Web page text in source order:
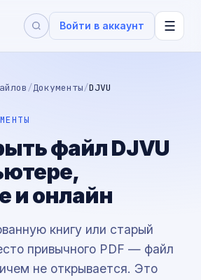
Войти в аккаунт ☰
/Документы/DJVU
файл DJVU
и онлайн
книгу или старый
привычного PDF — файл
не открывается. Это